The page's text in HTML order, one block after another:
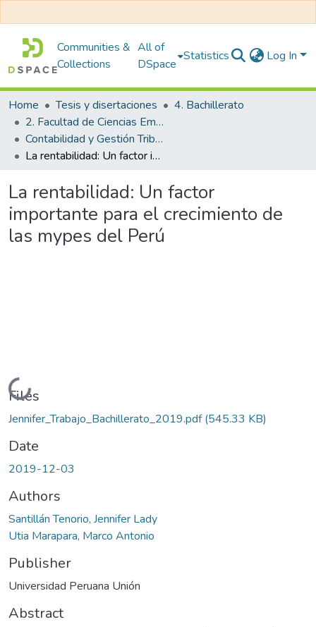
Communities &
Collections
All of
DSpace
Statistics Log In
Home Tesis y disertaciones
4. Bachillerato
2. Facultad de Ciencias Empresariales
Contabilidad y Gestión Tributaria
La rentabilidad: Un factor importante para el crecimiento de las mypes del Perú
La rentabilidad: Un factor
importante para el crecimiento de
las mypes del Perú
Loading...
Files
Jennifer_Trabajo_Bachillerato_2019.pdf(545.33 KB)
Date
2019-12-03
Authors
Santillán Tenorio, Jennifer Lady
Utia Marapara, Marco Antonio
Publisher
Universidad Peruana Unión
Abstract